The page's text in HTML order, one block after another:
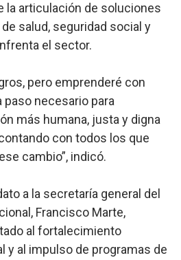
la articulación de soluciones
salud, seguridad social y
el sector.
pero emprenderé con
necesario para
más humana, justa y digna
con todos los que
cambio”, indicó.
a la secretaría general del
Francisco Marte,
al fortalecimiento
y al impulso de programas de